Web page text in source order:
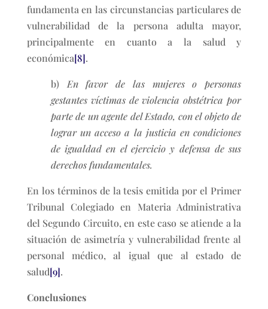
fundamenta en las circunstancias particulares de
vulnerabilidad de la persona adulta mayor,
principalmente en cuanto a la salud y
económica[8].
b) En favor de las mujeres o personas
gestantes víctimas de violencia obstétrica por
parte de un agente del Estado, con el objeto de
lograr un acceso a la justicia en condiciones
de igualdad en el ejercicio y defensa de sus
derechos fundamentales.
En los términos de la tesis emitida por el Primer
Tribunal Colegiado en Materia Administrativa
del Segundo Circuito, en este caso se atiende a la
situación de asimetría y vulnerabilidad frente al
personal médico, al igual que al estado de
salud[9].
Conclusiones